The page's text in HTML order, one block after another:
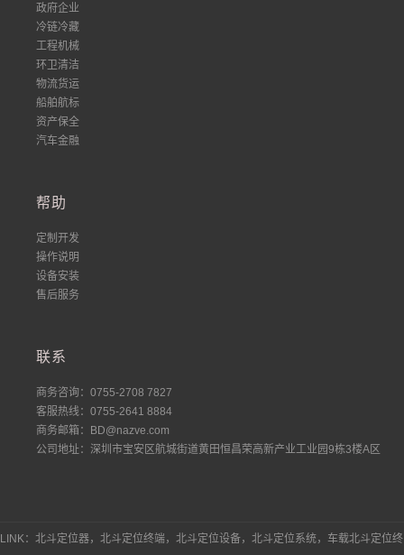
政府企业
冷链冷藏
工程机械
环卫清洁
物流货运
船舶航标
资产保全
汽车金融
帮助
定制开发
操作说明
设备安装
售后服务
联系
商务咨询：0755-2708 7827
客服热线：0755-2641 8884
商务邮箱：BD@nazve.com
公司地址：深圳市宝安区航城街道黄田恒昌荣高新产业工业园9栋3楼A区
LINK：北斗定位器，北斗定位终端，北斗定位设备，北斗定位系统，车载北斗定位终